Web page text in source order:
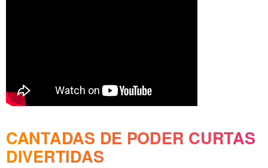
CANTADAS DE PODER CURTAS
DIVERTIDAS